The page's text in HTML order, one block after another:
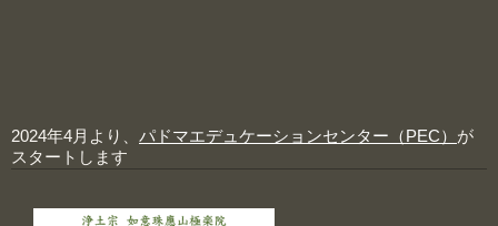
2024年4月より、 パドマエデュケーションセンター（PEC） が
スタートします